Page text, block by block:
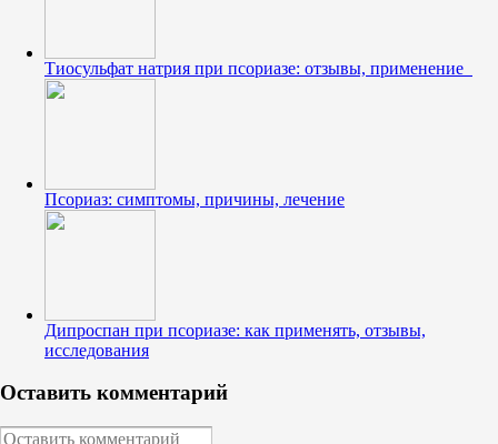
Тиосульфат натрия при псориазе: отзывы, применение
Псориаз: симптомы, причины, лечение
Дипроспан при псориазе: как применять, отзывы,
исследования
Оставить комментарий